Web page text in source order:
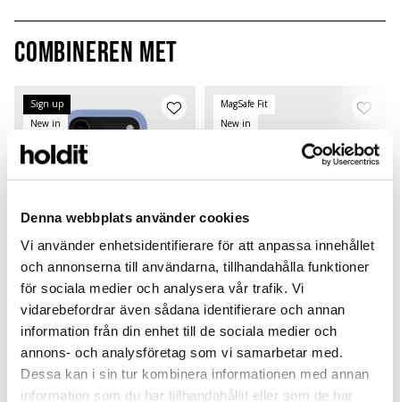
Denna webbplats använder cookies
Vi använder enhetsidentifierare för att anpassa innehållet
och annonserna till användarna, tillhandahålla funktioner
för sociala medier och analysera vår trafik. Vi
vidarebefordrar även sådana identifierare och annan
information från din enhet till de sociala medier och
annons- och analysföretag som vi samarbetar med.
Dessa kan i sin tur kombinera informationen med annan
information som du har tillhandahållit eller som de har
Combineren met
Sign up
New in
Silicone Case
Soft Cobalt
iPhone 17 Pro
199 SEK
MagSafe Fit
New in
Card Holder
Soft Cobalt
Magsafe Compatible
299 SEK